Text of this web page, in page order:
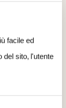
facile ed
del sito, l'utente